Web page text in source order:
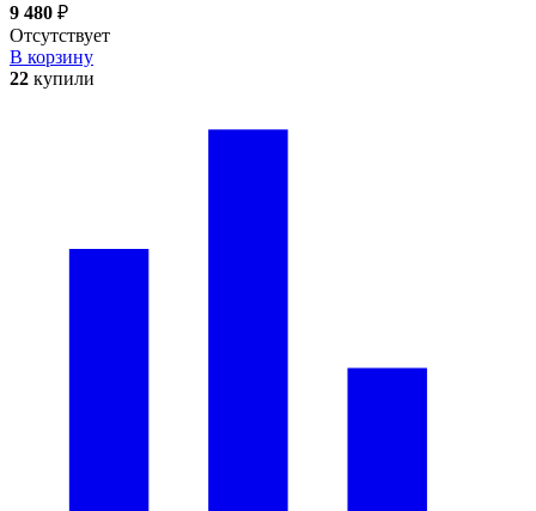
9 480 ₽
Отсутствует
В корзину
22 купили